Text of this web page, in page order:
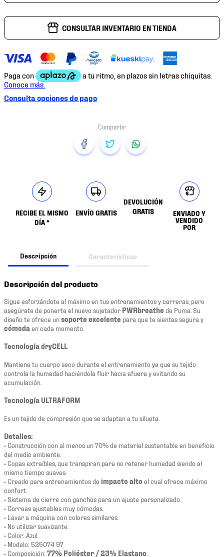
CONSULTAR INVENTARIO EN TIENDA
Consulta opciones de pago
RECIBE EL MISMO
DÍA *
ENVÍO GRATIS
DEVOLUCIÓN
GRATIS
ENVIADO Y
VENDIDO
POR
Descripción Características
Descripción del producto
Sigue esforzándote al máximo en tus entrenamientos y carreras, pero
asegúrate de ponerte el nuevo sujetador PWRbreathe de Puma. Su
diseño te ofrece unsoporte excelente para que te sientas segura y
cómoda en cada momento.
Tecnología dryCELL
Mantiene tu cuerpo seco durante el entrenamiento ya que su tejido
controla la humedad haciéndola fluir hacia afuera y evitando su
acumulación.
Tecnología ULTRAFORM
Es un tejido de compresión que se adaptan a tu silueta.
Detalles:
• Construcción con al menos un 70% de material sustentable en beneficio
del medio ambiente.
• Copas extraíbles, que transpiran para no retener humedad siendo al
mismo tiempo suaves.
• Creado para entrenamientos de impacto alto el cual ofrece máximo
confort.
• Sistema de cierre con ganchos para un ajuste personalizado.
• Correas ajustables muy cómodas.
• Lavar a máquina con colores similares.
• No utilizar suavizante.
• Color: Azul.
• Modelo: 525074 97
• Composición: 77% Poliéster / 23% Elastano